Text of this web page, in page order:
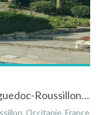
Gîte au Vigan dans le Gard en Languedoc-Roussillon avec vue panoramique sur la vallée
Occitanie, France